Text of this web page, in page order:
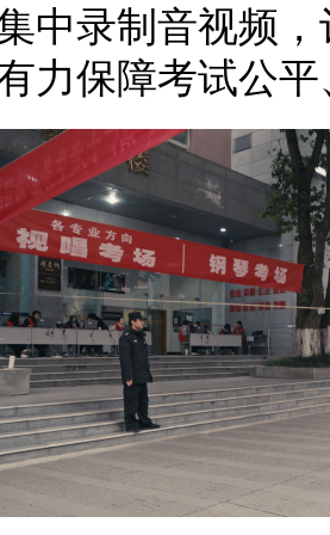
中录制音视频
力保障考试公